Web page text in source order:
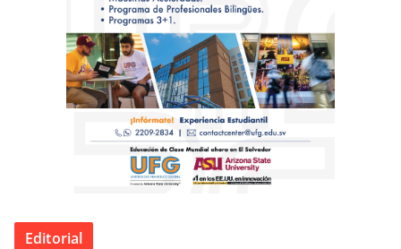
Editorial